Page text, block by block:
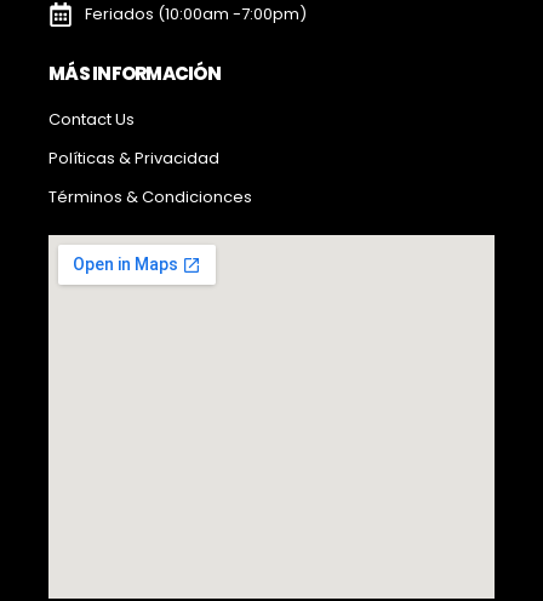
Feriados (10:00am -7:00pm)
MÁS INFORMACIÓN
Contact Us
Políticas & Privacidad
Términos & Condicionces